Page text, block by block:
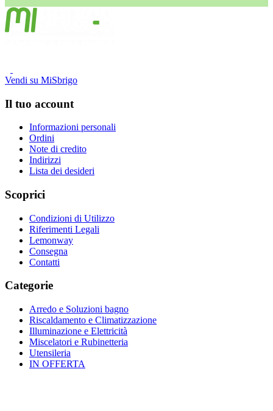
Vendi su MiSbrigo
Il tuo account
Informazioni personali
Ordini
Note di credito
Indirizzi
Lista dei desideri
Scoprici
Condizioni di Utilizzo
Riferimenti Legali
Lemonway
Consegna
Contatti
Categorie
Arredo e Soluzioni bagno
Riscaldamento e Climatizzazione
Illuminazione e Elettricità
Miscelatori e Rubinetteria
Utensileria
IN OFFERTA